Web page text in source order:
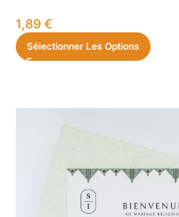
1,89 €
Sélectionner Les Options